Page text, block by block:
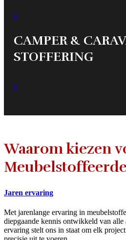
a
CAMPER &
STOFFERING
a
Waarom kiezen
Jaren ervaring
Met jarenlange ervaring in
diepgaande kennis ontwikkeld van alle
ervaring stelt ons in staat om elk